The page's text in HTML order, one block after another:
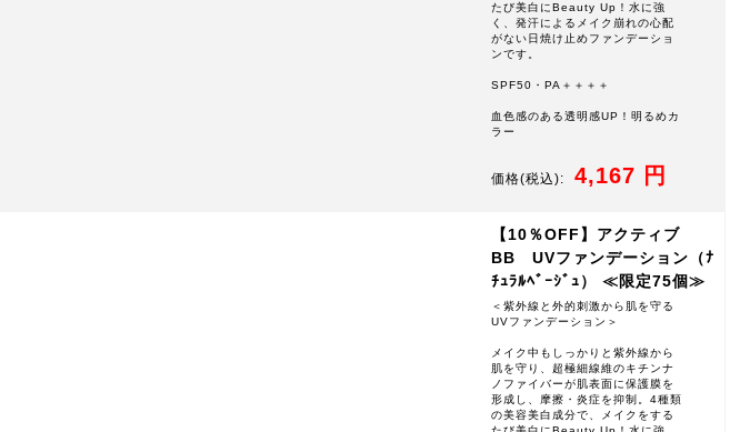
たび美白にBeauty Up！水に強
く、発汗によるメイク崩れの心配
がない日焼け止めファンデーショ
ンです。
SPF50・PA＋＋＋＋
血色感のある透明感UP！明るめカ
ラー
価格(税込): 4,167 円
【10％OFF】アクティブ
BB UVファンデーション（ﾅ
ﾁｭﾗﾙﾍﾞｰｼﾞｭ） ≪限定75個≫
＜紫外線と外的刺激から肌を守る
UVファンデーション＞
メイク中もしっかりと紫外線から
肌を守り、超極細線維のキチンナ
ノファイバーが肌表面に保護膜を
形成し、摩擦・炎症を抑制。4種類
の美容美白成分で、メイクをする